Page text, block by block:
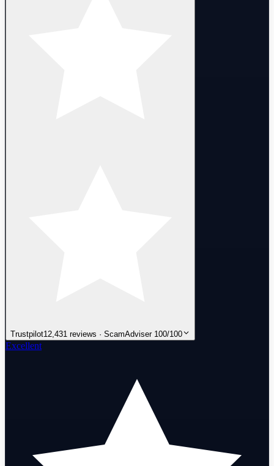
Trustpilot12,431 reviews · ScamAdviser 100/100
Excellent